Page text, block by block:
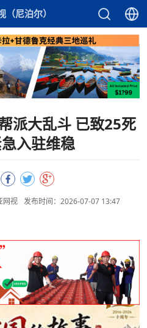
（尼泊尔）
派大乱斗 已致25死
入驻维稳
网视 发布时间：2026-07-07 13:47